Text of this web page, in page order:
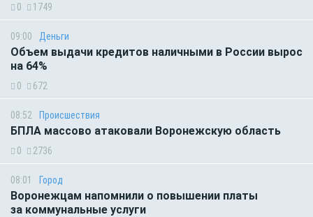
0 1749
09:00 Деньги
Объем выдачи кредитов наличными в России вырос
на 64%
0 672
08:52 Происшествия
БПЛА массово атаковали Воронежскую область
0 2736
08:01 Город
Воронежцам напомнили о повышении платы
за коммунальные услуги